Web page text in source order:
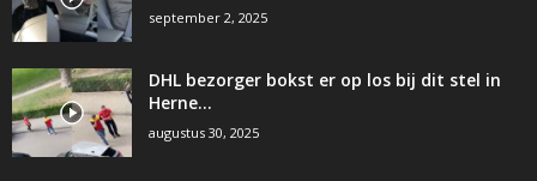
september 2, 2025
DHL bezorger bokst er op los bij dit stel in
Herne…
augustus 30, 2025